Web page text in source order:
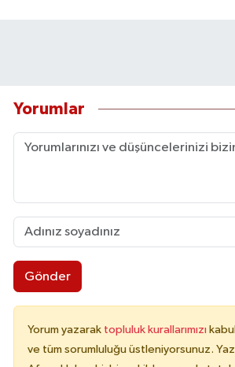
Yorumlar
Gönder
Yorum yazarak topluluk kurallarımızı
ve tüm sorumluluğu üstleniyorsunuz.